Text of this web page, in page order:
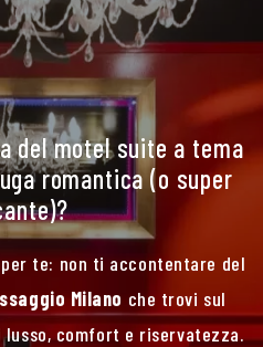
del motel suite a tema
romantica (o super
per te: non ti accontentare del
Milano che trovi sul
lusso, comfort e riservatezza.